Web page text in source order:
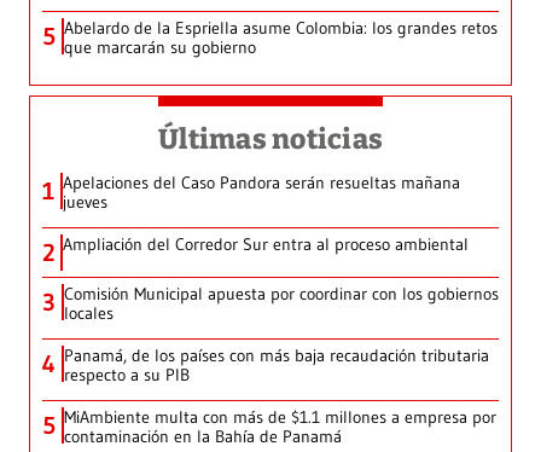
5 Abelardo de la Espriella asume Colombia: los grandes retos
que marcarán su gobierno
Últimas noticias
1 Apelaciones del Caso Pandora serán resueltas mañana
jueves
2 Ampliación del Corredor Sur entra al proceso ambiental
3 Comisión Municipal apuesta por coordinar con los gobiernos
locales
4 Panamá, de los países con más baja recaudación tributaria
respecto a su PIB
5 MiAmbiente multa con más de $1.1 millones a empresa por
contaminación en la Bahía de Panamá